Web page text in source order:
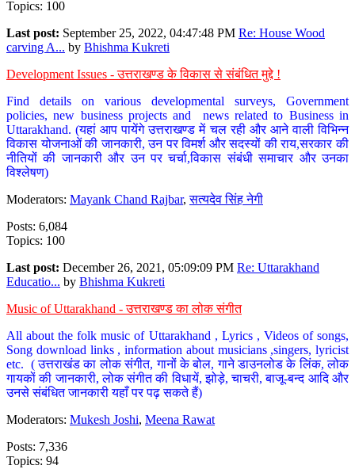
Topics: 100
Last post: September 25, 2022, 04:47:48 PM Re: House Wood
carving A... by Bhishma Kukreti
Development Issues - उत्तराखण्ड के विकास से संबंधित मुद्दे !
Find details on various developmental surveys, Government
policies, new business projects and news related to Business in
Uttarakhand. (यहां आप पायेंगे उत्तराखण्ड में चल रही और आने वाली विभिन्न
विकास योजनाओं की जानकारी, उन पर विमर्श और सदस्यों की राय,सरकार की
नीतियों की जानकारी और उन पर चर्चा,विकास संबंधी समाचार और उनका
विश्लेषण)
Moderators: Mayank Chand Rajbar,सत्यदेव सिंह नेगी
Posts: 6,084
Topics: 100
Last post: December 26, 2021, 05:09:09 PM Re: Uttarakhand
Educatio... by Bhishma Kukreti
Music of Uttarakhand - उत्तराखण्ड का लोक संगीत
All about the folk music of Uttarakhand , Lyrics , Videos of songs,
Song download links , information about musicians ,singers, lyricist
etc. ( उत्तराखंड का लोक संगीत, गानों के बोल, गाने डाउनलोड के लिंक, लोक
गायकों की जानकारी, लोक संगीत की विधायें, झोड़े, चाचरी, बाजू-बन्द आदि और
उनसे संबंधित जानकारी यहाँ पर पढ़ सकते हैं)
Moderators: Mukesh Joshi, Meena Rawat
Posts: 7,336
Topics: 94